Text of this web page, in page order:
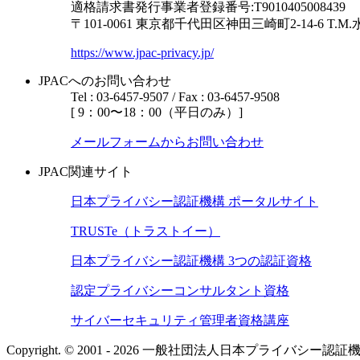
適格請求書発行事業者登録番号:T9010405008439
〒101-0061 東京都千代田区神田三崎町2-14-6 T.M.
https://www.jpac-privacy.jp/
JPACへのお問い合わせ
Tel : 03-6457-9507 / Fax : 03-6457-9508
[ 9：00〜18：00（平日のみ）]
メールフォームからお問い合わせ
JPAC関連サイト
日本プライバシー認証機構 ポータルサイト
TRUSTe（トラストイー）
日本プライバシー認証機構 3つの認証資格
認定プライバシーコンサルタント資格
サイバーセキュリティ管理者資格講座
Copyright. © 2001 - 2026 一般社団法人日本プライバシー認証